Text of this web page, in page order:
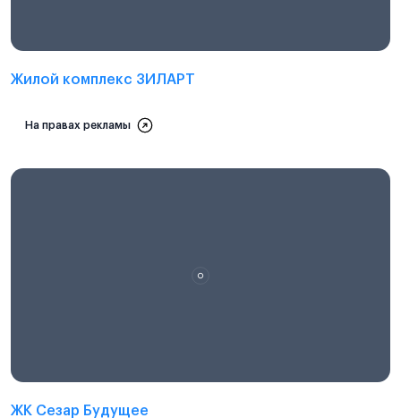
Жилой комплекс ЗИЛАРТ
На правах рекламы
ЖК Сезар Будущее